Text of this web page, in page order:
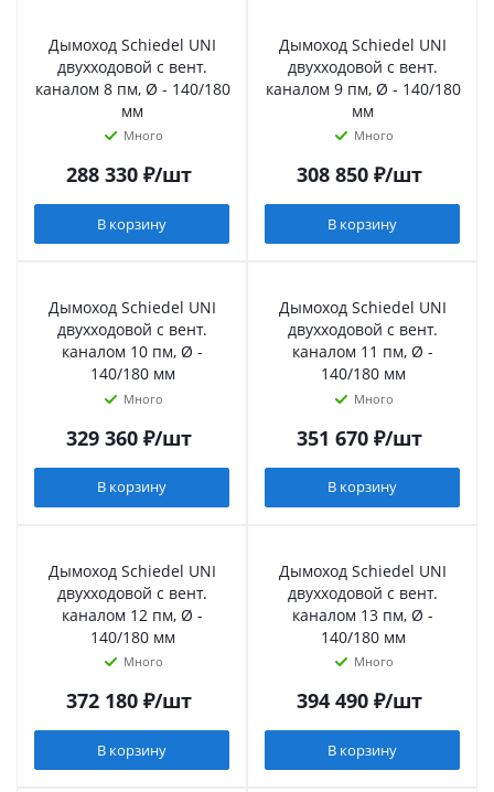
Дымоход Schiedel UNI
двухходовой с вент.
каналом 8 пм, Ø - 140/180
мм
Много
288 330₽/шт
В корзину
Дымоход Schiedel UNI
двухходовой с вент.
каналом 9 пм, Ø - 140/180
мм
Много
308 850₽/шт
В корзину
Дымоход Schiedel UNI
двухходовой с вент.
каналом 10 пм, Ø -
140/180 мм
Много
329 360₽/шт
В корзину
Дымоход Schiedel UNI
двухходовой с вент.
каналом 11 пм, Ø -
140/180 мм
Много
351 670₽/шт
В корзину
Дымоход Schiedel UNI
двухходовой с вент.
каналом 12 пм, Ø -
140/180 мм
Много
372 180₽/шт
В корзину
Дымоход Schiedel UNI
двухходовой с вент.
каналом 13 пм, Ø -
140/180 мм
Много
394 490₽/шт
В корзину